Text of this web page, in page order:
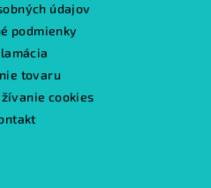
údajov
podmienky
tovaru
cookies